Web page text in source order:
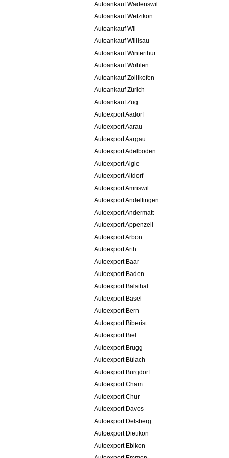
Autoankauf Wädenswil
Autoankauf Wetzikon
Autoankauf Wil
Autoankauf Willisau
Autoankauf Winterthur
Autoankauf Wohlen
Autoankauf Zollikofen
Autoankauf Zürich
Autoankauf Zug
Autoexport Aadorf
Autoexport Aarau
Autoexport Aargau
Autoexport Adelboden
Autoexport Aigle
Autoexport Altdorf
Autoexport Amriswil
Autoexport Andelfingen
Autoexport Andermatt
Autoexport Appenzell
Autoexport Arbon
Autoexport Arth
Autoexport Baar
Autoexport Baden
Autoexport Balsthal
Autoexport Basel
Autoexport Bern
Autoexport Biberist
Autoexport Biel
Autoexport Brugg
Autoexport Bülach
Autoexport Burgdorf
Autoexport Cham
Autoexport Chur
Autoexport Davos
Autoexport Delsberg
Autoexport Dietikon
Autoexport Ebikon